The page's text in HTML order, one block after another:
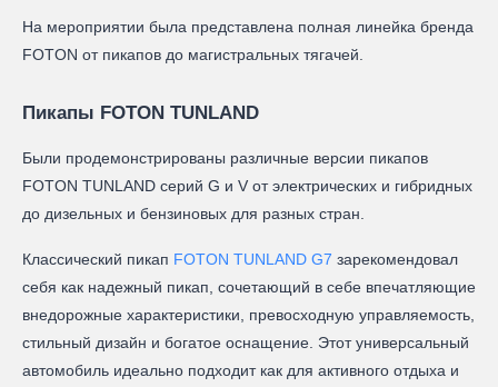
На мероприятии была представлена полная линейка бренда
FOTON от пикапов до магистральных тягачей.
Пикапы FOTON TUNLAND
Были продемонстрированы различные версии пикапов
FOTON TUNLAND серий G и V от электрических и гибридных
до дизельных и бензиновых для разных стран.
Классический пикап FOTON TUNLAND G7 зарекомендовал
себя как надежный пикап, сочетающий в себе впечатляющие
внедорожные характеристики, превосходную управляемость,
стильный дизайн и богатое оснащение. Этот универсальный
автомобиль идеально подходит как для активного отдыха и